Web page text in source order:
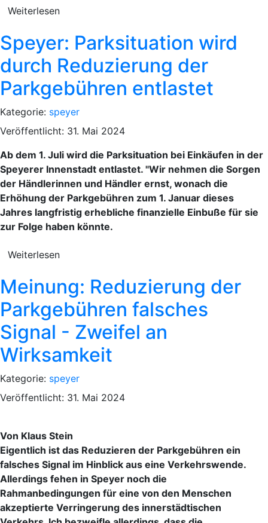
Weiterlesen
Speyer: Parksituation wird
durch Reduzierung der
Parkgebühren entlastet
Kategorie: speyer
Veröffentlicht: 31. Mai 2024
Ab dem 1. Juli wird die Parksituation bei Einkäufen in der
Speyerer Innenstadt entlastet. "Wir nehmen die Sorgen
der Händlerinnen und Händler ernst, wonach die
Erhöhung der Parkgebühren zum 1. Januar dieses
Jahres langfristig erhebliche finanzielle Einbuße für sie
zur Folge haben könnte.
Weiterlesen
Meinung: Reduzierung der
Parkgebühren falsches
Signal - Zweifel an
Wirksamkeit
Kategorie: speyer
Veröffentlicht: 31. Mai 2024
Von Klaus Stein
Eigentlich ist das Reduzieren der Parkgebühren ein
falsches Signal im Hinblick aus eine Verkehrswende.
Allerdings fehen in Speyer noch die
Rahmanbedingungen für eine von den Menschen
akzeptierte Verringerung des innerstädtischen